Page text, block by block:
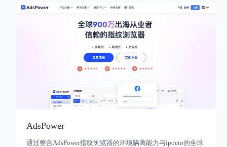
AdsPower
通过整合AdsPower指纹浏览器的环境隔离能力与ipocto的全球